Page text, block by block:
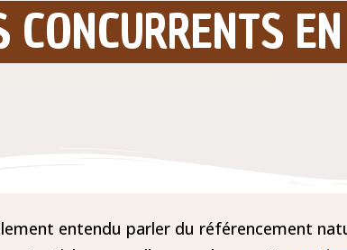
CONCURRENTS
entendu parler du référencement